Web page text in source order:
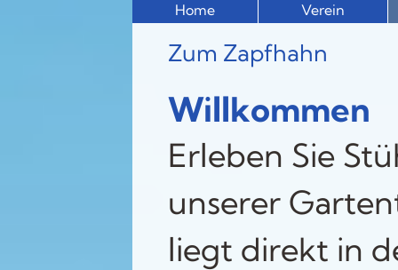
Home Verein
Zum Zapfhahn
Willkommen
Erleben Sie
unserer
liegt direkt in